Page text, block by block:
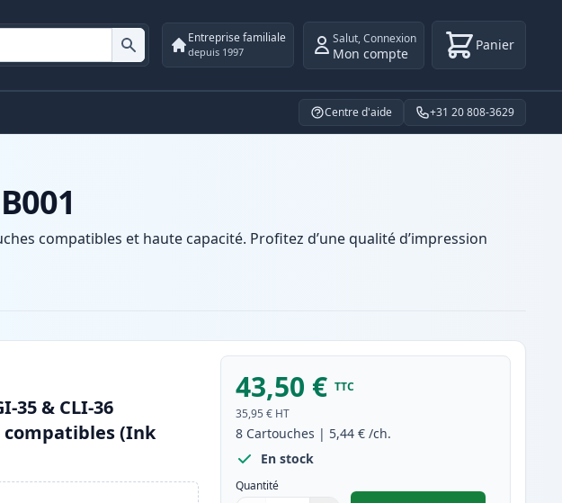
Entreprise familiale
depuis 1997
Salut,Connexion
Mon compte Panier
Centre d'aide +31 20 808-3629
compatibles et haute capacité. Profitez d’une qualité d’impression
35 & CLI-36
compatibles (Ink
43,50 € TTC
35,95 € HT
8 Cartouches | 5,44 € /ch.
En stock
Quantité